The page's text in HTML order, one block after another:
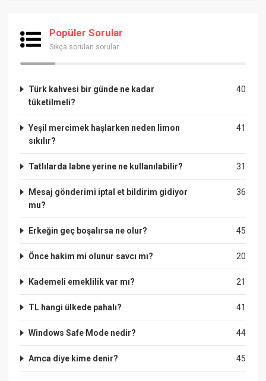
Popüler Sorular
Sıkça sorulan sorular
40
Türk kahvesi bir günde ne kadar
tüketilmeli?
41
Yeşil mercimek haşlarken neden limon
sıkılır?
31
Tatlılarda labne yerine ne kullanılabilir?
36
Mesaj gönderimi iptal et bildirim gidiyor
mu?
45
Erkeğin geç boşalırsa ne olur?
20
Önce hakim mi olunur savcı mı?
21
Kademeli emeklilik var mı?
41
TL hangi ülkede pahalı?
44
Windows Safe Mode nedir?
45
Amca diye kime denir?